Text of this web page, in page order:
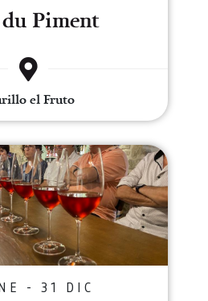
Piment
el Fruto
Visitas culturales con copa de
- 31 DIC